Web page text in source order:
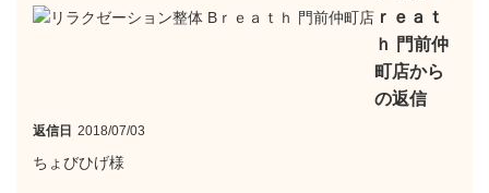
ｒｅａｔ
ｈ 門前仲
町店から
の返信
返信日 2018/07/03
ちょびひげ様